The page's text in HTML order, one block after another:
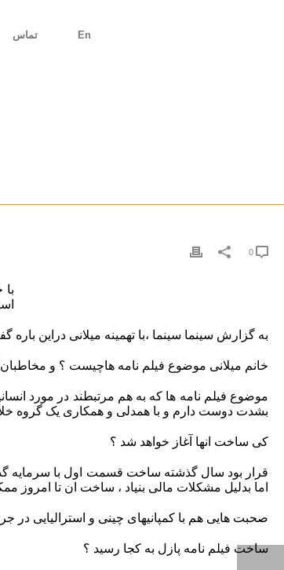
تماس En
به گزارش سینما سینما ،با تهمینه میلانی دراین
خانم میلانی موضوع فیلم نامه هاچیست ؟ و
موضوع فیلم نامه ها که به هم مرتبطند در مورد
بشدت دوست دارم و با همدلی و همکاری یک گروه
کی ساخت انها آغاز خواهد شد ؟
قرار بود سال گذشته ساخت قسمت اول با سرمایه
اما بدلیل مشکلات مالی بنیاد ، ساخت ان تا
صحبت هایی هم با کمپانیهای چینی و استرالیایی در
ساخت فیلم نامه پازل به کجا رسید ؟